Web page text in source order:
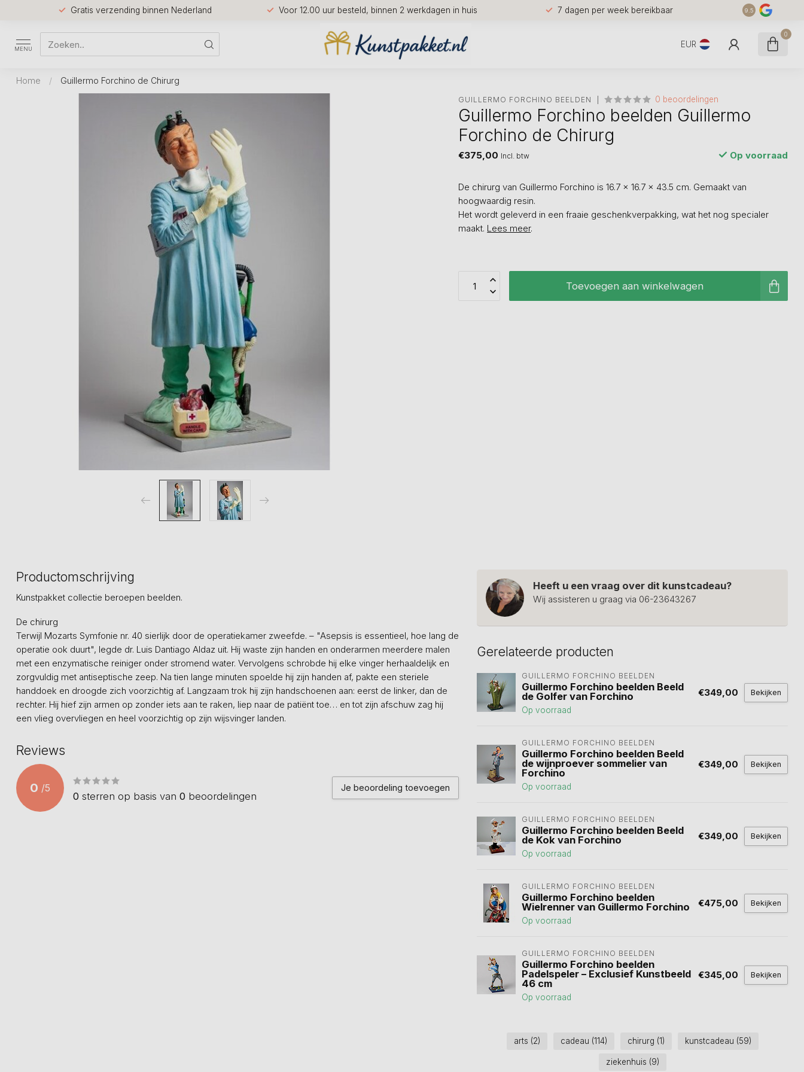
Gratis verzending binnen Nederland Voor 12.00 uur besteld, binnen 2 werkdagen in huis 7 dagen per week bereikbaar 9.5
MENU EUR
0
Home / Guillermo Forchino de Chirurg
GUILLERMO FORCHINO BEELDEN 0 beoordelingen
Guillermo Forchino beelden Guillermo
Forchino de Chirurg
€375,00 Incl. btw Op voorraad
De chirurg van Guillermo Forchino is 16.7 x 16.7 x 43.5 cm. Gemaakt van
hoogwaardig resin.
Het wordt geleverd in een fraaie geschenkverpakking, wat het nog specialer
maakt. Lees meer.
Toevoegen aan winkelwagen
Productomschrijving
Kunstpakket collectie beroepen beelden.
De chirurg
Terwijl Mozarts Symfonie nr. 40 sierlijk door de operatiekamer zweefde. – "Asepsis is essentieel, hoe lang de
operatie ook duurt", legde dr. Luis Dantiago Aldaz uit. Hij waste zijn handen en onderarmen meerdere malen
met een enzymatische reiniger onder stromend water. Vervolgens schrobde hij elke vinger herhaaldelijk en
zorgvuldig met antiseptische zeep. Na tien lange minuten spoelde hij zijn handen af, pakte een steriele
handdoek en droogde zich voorzichtig af. Langzaam trok hij zijn handschoenen aan: eerst de linker, dan de
rechter. Hij hief zijn armen op zonder iets aan te raken, liep naar de patiënt toe… en tot zijn afschuw zag hij
een vlieg overvliegen en heel voorzichtig op zijn wijsvinger landen.
Reviews
0 /5
0 sterren op basis van 0 beoordelingen
Je beoordeling toevoegen
Heeft u een vraag over dit kunstcadeau?
Wij assisteren u graag via 06-23643267
Gerelateerde producten
GUILLERMO FORCHINO BEELDEN
Guillermo Forchino beelden Beeld
de Golfer van Forchino
Op voorraad
€349,00 Bekijken
GUILLERMO FORCHINO BEELDEN
Guillermo Forchino beelden Beeld
de wijnproever sommelier van
Forchino
Op voorraad
€349,00 Bekijken
GUILLERMO FORCHINO BEELDEN
Guillermo Forchino beelden Beeld
de Kok van Forchino
Op voorraad
€349,00 Bekijken
GUILLERMO FORCHINO BEELDEN
Guillermo Forchino beelden
Wielrenner van Guillermo Forchino
Op voorraad
€475,00 Bekijken
GUILLERMO FORCHINO BEELDEN
Guillermo Forchino beelden
Padelspeler – Exclusief Kunstbeeld
46 cm
Op voorraad
€345,00 Bekijken
arts (2) cadeau (114) chirurg (1) kunstcadeau (59)
ziekenhuis (9)